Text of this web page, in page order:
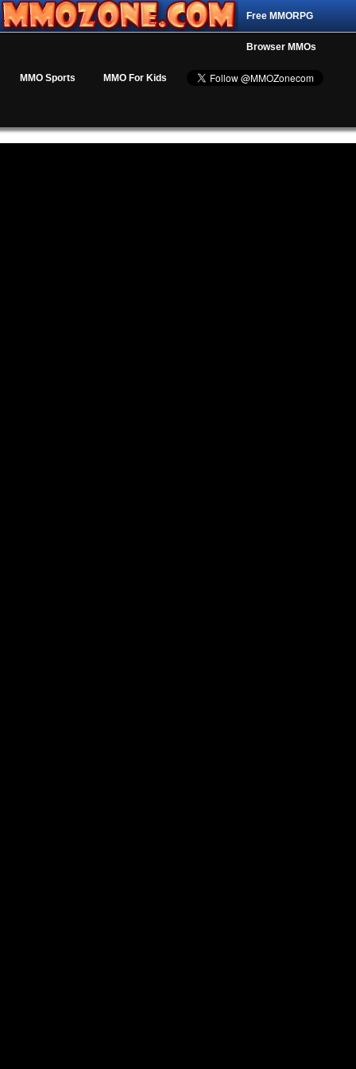
Free MMORPG
Browser MMOs
MMO Sports MMO For Kids